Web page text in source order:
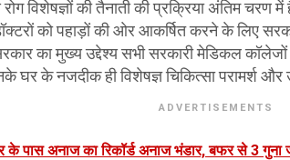
विशेषज्ञों की तैनाती की प्रक्रिया अंतिम चरण में
को पहाड़ों की ओर आकर्षित करने के लिए
का मुख्य उद्देश्य सभी सरकारी मेडिकल
घर के नजदीक ही विशेषज्ञ चिकित्सा परामर्श
ADVERTISEMENTS
के पास अनाज का रिकॉर्ड अनाज भंडार, बफर से 3 गुना